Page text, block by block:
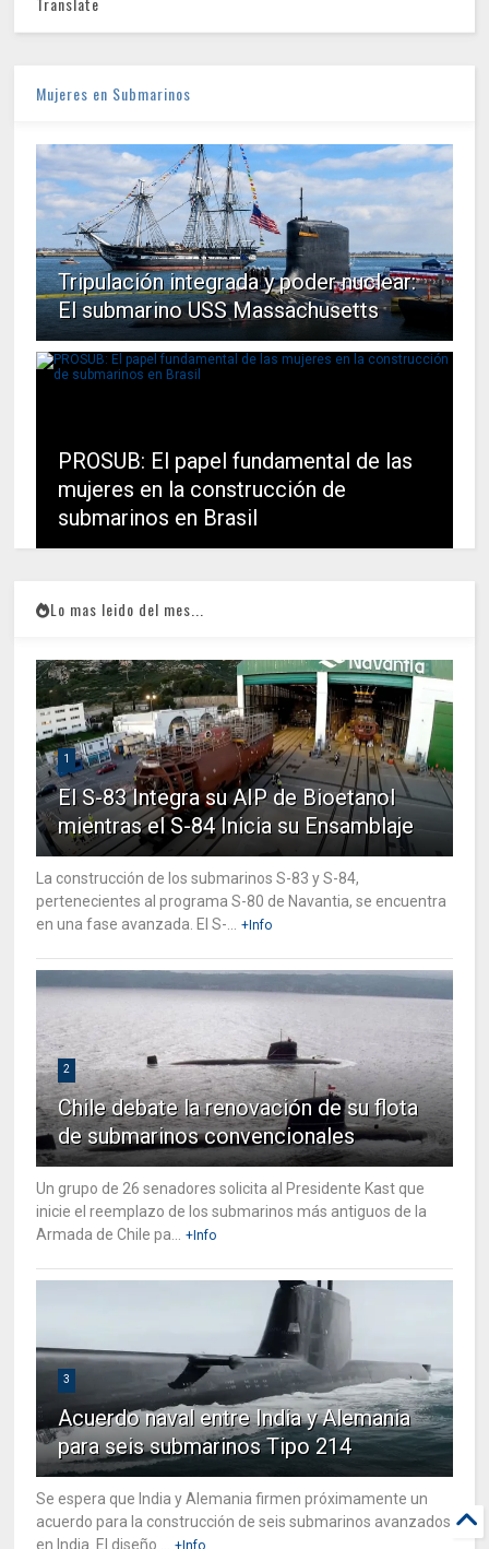
Mujeres en Submarinos
Tripulación integrada y poder nuclear:
El submarino USS Massachusetts
PROSUB: El papel fundamental de las
mujeres en la construcción de
submarinos en Brasil
Lo mas leido del mes...
1
El S-83 Integra su AIP de Bioetanol
mientras el S-84 Inicia su Ensamblaje
La construcción de los submarinos S-83 y S-84,
pertenecientes al programa S-80 de Navantia, se encuentra
en una fase avanzada. El S-... +Info
2
Chile debate la renovación de su flota
de submarinos convencionales
Un grupo de 26 senadores solicita al Presidente Kast que
inicie el reemplazo de los submarinos más antiguos de la
Armada de Chile pa... +Info
3
Acuerdo naval entre India y Alemania
para seis submarinos Tipo 214
Se espera que India y Alemania firmen próximamente un
acuerdo para la construcción de seis submarinos avanzados
en India. El diseño ...